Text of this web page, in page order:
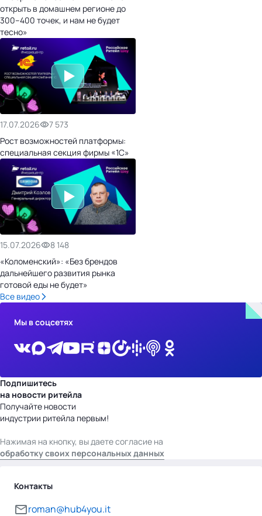
открыть в домашнем регионе до
300–400 точек, и нам не будет
тесно»
17.07.2026
7 573
Рост возможностей платформы:
специальная секция фирмы «1С»
15.07.2026
8 148
«Коломенский»: «Без брендов
дальнейшего развития рынка
готовой еды не будет»
Все видео
Мы в соцсетях
Подпишитесь
на новости ритейла
Получайте новости
индустрии ритейла первым!
Нажимая на кнопку, вы даете согласие на
обработку своих персональных данных
Контакты
roman@hub4you.it